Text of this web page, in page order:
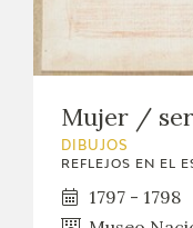
Mujer /
DIBUJOS
REFLEJOS EN EL
1797 - 1798